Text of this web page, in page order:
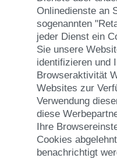
Onlinedienste an
sogenannten
jeder Dienst ein
Sie unsere
identifizieren und
Browseraktivität
Websites zur
Verwendung
diese
Ihre
Cookies
benachrichtigt